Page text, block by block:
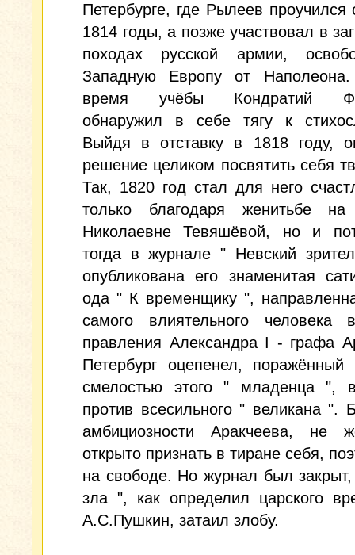
Петербурге, где Рылеев проучился
1814 годы, а позже участвовал в
походах русской армии,
Западную Европу от
время учёбы Кондратий
обнаружил в себе тягу к
Выйдя в отставку в 1818 году,
решение целиком посвятить себя
Так, 1820 год стал для него
только благодаря женитьбе на
Николаевне Тевяшёвой, но и
тогда в журнале " Невский
опубликована его знаменитая
ода " К временщику ",
самого влиятельного человека
правления Александра I - графа
Петербург оцепенел, поражённый
смелостью этого " младенца ",
против всесильного " великана ".
амбициозности Аракчеева, не
открыто признать в тиране себя,
на свободе. Но журнал был
зла ", как определил царского
А.С.Пушкин, затаил злобу.